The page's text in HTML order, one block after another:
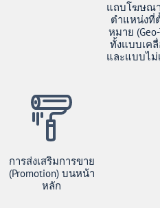
แถบโฆษณ
ตำแหน่งที่
หมาย
ทั้งแบบเค
และแบบไม่
การส่งเสริมการขาย
(Promotion) บนหน้า
หลัก